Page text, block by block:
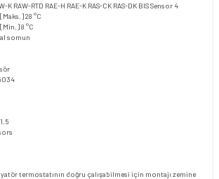
K RAW-RTD RAE-H RAE-K RAS-CK RAS-DK BIS Sensor 4
[Maks.]28 °C
[Min.]8 °C
somun
termostatının doğru çalışabilmesi için montajı zemine